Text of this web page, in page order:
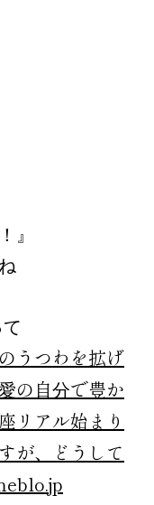
』
うつわを拡げ
の自分で豊か
リアル始まり
が、どうして